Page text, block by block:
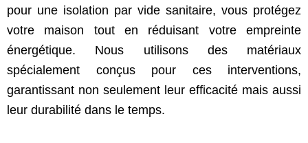
pour une isolation par vide sanitaire, vous protégez
votre maison tout en réduisant votre empreinte
énergétique. Nous utilisons des matériaux
spécialement conçus pour ces interventions,
garantissant non seulement leur efficacité mais aussi
leur durabilité dans le temps.